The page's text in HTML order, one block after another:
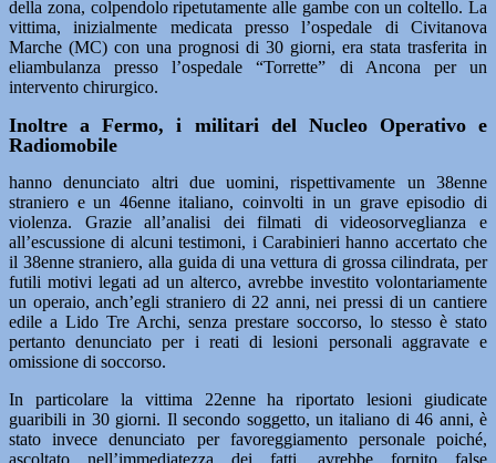
della zona, colpendolo ripetutamente alle gambe con un coltello. La
vittima, inizialmente medicata presso l’ospedale di Civitanova
Marche (MC) con una prognosi di 30 giorni, era stata trasferita in
eliambulanza presso l’ospedale “Torrette” di Ancona per un
intervento chirurgico.
Inoltre a Fermo, i militari del Nucleo Operativo e
Radiomobile
hanno denunciato altri due uomini, rispettivamente un 38enne
straniero e un 46enne italiano, coinvolti in un grave episodio di
violenza. Grazie all’analisi dei filmati di videosorveglianza e
all’escussione di alcuni testimoni, i Carabinieri hanno accertato che
il 38enne straniero, alla guida di una vettura di grossa cilindrata, per
futili motivi legati ad un alterco, avrebbe investito volontariamente
un operaio, anch’egli straniero di 22 anni, nei pressi di un cantiere
edile a Lido Tre Archi, senza prestare soccorso, lo stesso è stato
pertanto denunciato per i reati di lesioni personali aggravate e
omissione di soccorso.
In particolare la vittima 22enne ha riportato lesioni giudicate
guaribili in 30 giorni. Il secondo soggetto, un italiano di 46 anni, è
stato invece denunciato per favoreggiamento personale poiché,
ascoltato nell’immediatezza dei fatti, avrebbe fornito false